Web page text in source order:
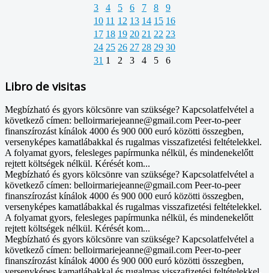
3
4 5 6 7 8
9
10 11 12 13 14 15 16
17 18 19 20 21 22 23
24 25 26 27 28 29 30
31 1 2 3 4 5 6
Libro de visitas
Megbízható és gyors kölcsönre van szüksége? Kapcsolatfelvétel a
következő címen: belloirmariejeanne@gmail.com Peer-to-peer
finanszírozást kínálok 4000 és 900 000 euró közötti összegben,
versenyképes kamatlábakkal és rugalmas visszafizetési feltételekkel.
A folyamat gyors, felesleges papírmunka nélkül, és mindenekelőtt
rejtett költségek nélkül. Kérését kom...
Megbízható és gyors kölcsönre van szüksége? Kapcsolatfelvétel a
következő címen: belloirmariejeanne@gmail.com Peer-to-peer
finanszírozást kínálok 4000 és 900 000 euró közötti összegben,
versenyképes kamatlábakkal és rugalmas visszafizetési feltételekkel.
A folyamat gyors, felesleges papírmunka nélkül, és mindenekelőtt
rejtett költségek nélkül. Kérését kom...
Megbízható és gyors kölcsönre van szüksége? Kapcsolatfelvétel a
következő címen: belloirmariejeanne@gmail.com Peer-to-peer
finanszírozást kínálok 4000 és 900 000 euró közötti összegben,